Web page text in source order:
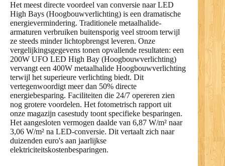
Het meest directe voordeel van conversie naar LED
High Bays (Hoogbouwverlichting) is een dramatische
energievermindering. Traditionele metaalhalide-
armaturen verbruiken buitensporig veel stroom terwijl
ze steeds minder lichtopbrengst leveren. Onze
vergelijkingsgegevens tonen opvallende resultaten: een
200W UFO LED High Bay (Hoogbouwverlichting)
vervangt een 400W metaalhalide Hoogbouwverlichting
terwijl het superieure verlichting biedt. Dit
vertegenwoordigt meer dan 50% directe
energiebesparing. Faciliteiten die 24/7 opereren zien
nog grotere voordelen. Het fotometrisch rapport uit
onze magazijn casestudy toont specifieke besparingen.
Het aangesloten vermogen daalde van 6,87 W/m² naar
3,06 W/m² na LED-conversie. Dit vertaalt zich naar
duizenden euro's aan jaarlijkse
elektriciteitskostenbesparingen.